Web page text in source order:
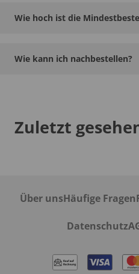
Wie hoch ist die
Wie kann ich nachbestellen?
Zuletzt
Über unsHäufige Fragen
Datenschutz